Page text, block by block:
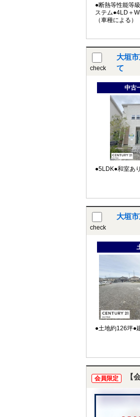
●断熱等性能等
ステム●4LD＋
（車種による）
check
大垣
て
中古
●5LDK●和室あり
check
大垣
●土地約126坪●
会員限定 【